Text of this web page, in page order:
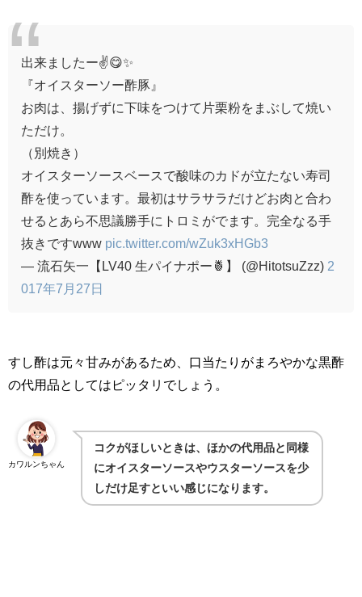
出来ましたー✌️😋✨
『オイスターソー酢豚』
お肉は、揚げずに下味をつけて片栗粉をまぶして焼い
ただけ。
（別焼き）
オイスターソースベースで酸味のカドが立たない寿司
酢を使っています。最初はサラサラだけどお肉と合わ
せるとあら不思議勝手にトロミがでます。完全なる手
抜きですwww pic.twitter.com/wZuk3xHGb3
— 流石矢一【LV40 生パイナポー🍍】 (@HitotsuZzz) 2
017年7月27日
すし酢は元々甘みがあるため、口当たりがまろやかな黒酢
の代用品としてはピッタリでしょう。
カワルンちゃん
コクがほしいときは、ほかの代用品と同様
にオイスターソースやウスターソースを少
しだけ足すといい感じになります。